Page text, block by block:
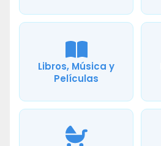
Libros, Música y
Películas